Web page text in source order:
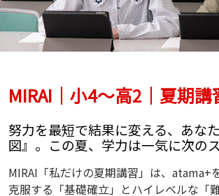
MIRAI｜小4～高2｜夏期
努力を最短で結果に変える、あな
図』。この夏、学力は一気に次の
MIRAI「私だけの夏期講習」は、atama+
克服する「基礎確立」とハイレベルな「